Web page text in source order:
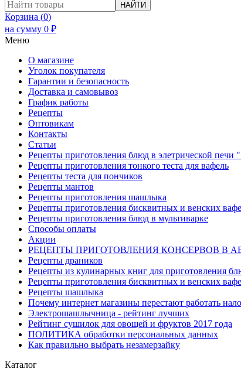
НАЙТИ
Корзина (0)
на сумму 0 ₽
Меню
О магазине
Уголок покупателя
Гарантии и безопасность
Доставка и самовывоз
График работы
Рецепты
Оптовикам
Контакты
Статьи
Рецепты приготовления блюд в элетрической печи
Рецепты приготовления тонкого теста для вафель
Рецепты теста для пончиков
Рецепты мантов
Рецепты приготовления шашлыка
Рецепты приготовления бисквитных и венских
Рецепты приготовления блюд в мультиварке
Способы оплаты
Акции
РЕЦЕПТЫ ПРИГОТОВЛЕНИЯ КОНСЕРВОВ В
Рецепты драников
Рецепты из кулинарных книг для приготовления
Рецепты приготовления бисквитных и венских
Рецепты шашлыка
Почему интернет магазины перестают работать
Электрошашлычница - рейтинг лучших
Рейтинг сушилок для овощей и фруктов 2017 года
ПОЛИТИКА обработки персональных данных
Как правильно выбрать незамерзайку
Каталог